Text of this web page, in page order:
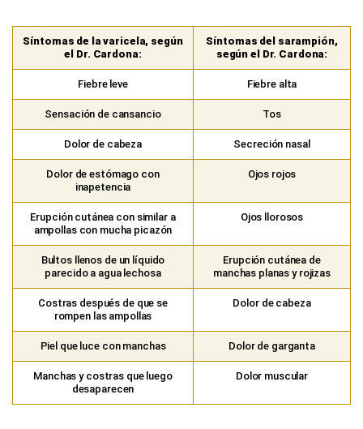
Síntomas de la varicela, según
el Dr. Cardona:
Síntomas del sarampión,
según el Dr. Cardona:
Fiebre leve Fiebre alta
Sensación de cansancio Tos
Dolor de cabeza Secreción nasal
Dolor de estómago con
inapetencia
Ojos rojos
Erupción cutánea con similar a
ampollas con mucha picazón
Ojos llorosos
Bultos llenos de un líquido
parecido a agua lechosa
Erupción cutánea de
manchas planas y rojizas
Costras después de que se
rompen las ampollas
Dolor de cabeza
Piel que luce con manchas Dolor de garganta
Manchas y costras que luego
desaparecen
Dolor muscular